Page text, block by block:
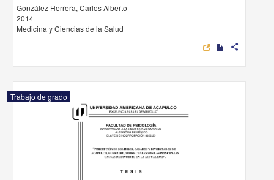
González Herrera, Carlos Alberto
2014
Medicina y Ciencias de la Salud
share
Trabajo de grado